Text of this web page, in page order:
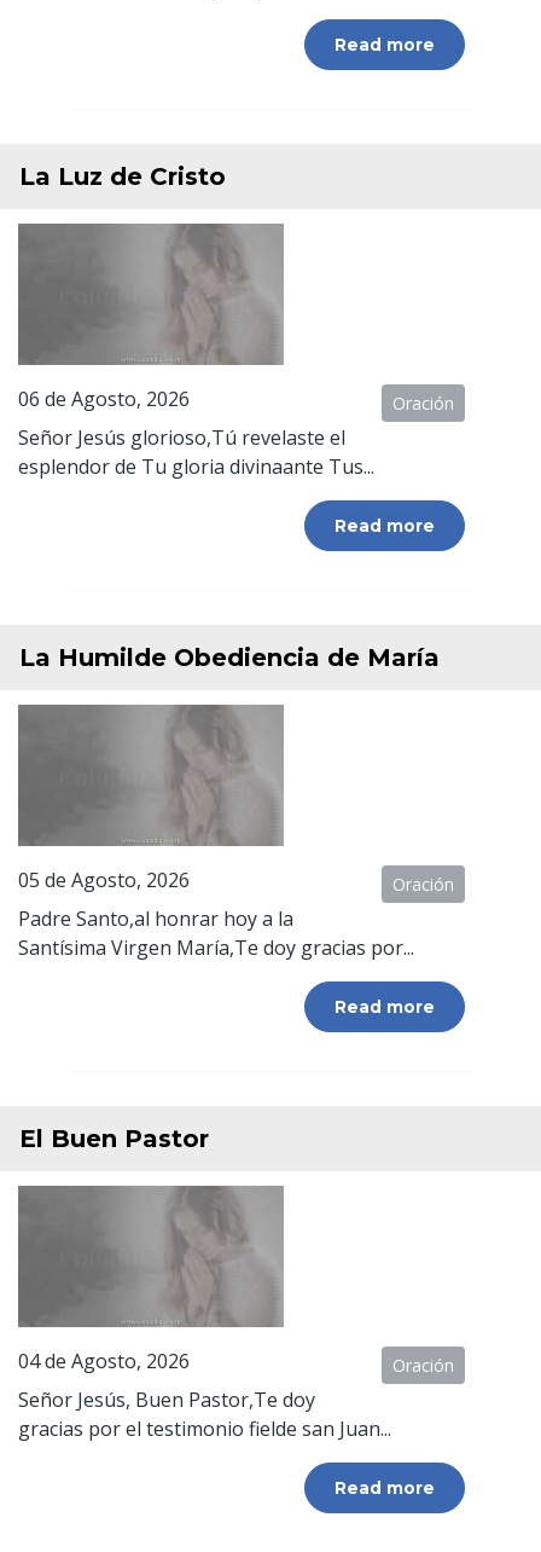
Read more
La Luz de Cristo
Oración
06 de Agosto, 2026
Señor Jesús glorioso,Tú revelaste el
esplendor de Tu gloria divinaante Tus...
Read more
La Humilde Obediencia de María
Oración
05 de Agosto, 2026
Padre Santo,al honrar hoy a la
Santísima Virgen María,Te doy gracias por...
Read more
El Buen Pastor
Oración
04 de Agosto, 2026
Señor Jesús, Buen Pastor,Te doy
gracias por el testimonio fielde san Juan...
Read more